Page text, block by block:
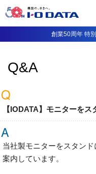
創業50周年 特
Q&A
【IODATA】モニターを
当社製モニターをスタンド
案内しています。